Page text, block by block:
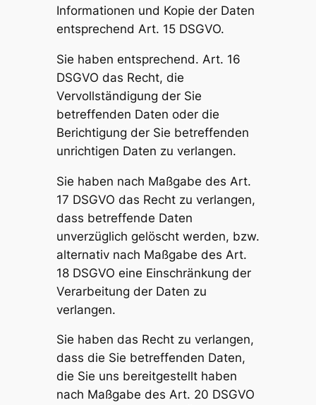
Informationen und Kopie der Daten
entsprechend Art. 15 DSGVO.
Sie haben entsprechend. Art. 16
DSGVO das Recht, die
Vervollständigung der Sie
betreffenden Daten oder die
Berichtigung der Sie betreffenden
unrichtigen Daten zu verlangen.
Sie haben nach Maßgabe des Art.
17 DSGVO das Recht zu verlangen,
dass betreffende Daten
unverzüglich gelöscht werden, bzw.
alternativ nach Maßgabe des Art.
18 DSGVO eine Einschränkung der
Verarbeitung der Daten zu
verlangen.
Sie haben das Recht zu verlangen,
dass die Sie betreffenden Daten,
die Sie uns bereitgestellt haben
nach Maßgabe des Art. 20 DSGVO